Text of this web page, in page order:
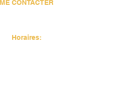
ME CONTACTER
Horaires: